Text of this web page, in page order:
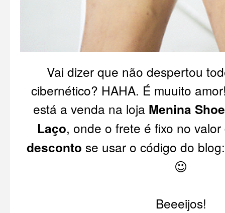
Vai dizer que não despertou
cibernético? HAHA. É muuito
está a venda na loja Menina
Laço, onde o frete é fixo no
desconto se usar o código do
😉
Beeeijos!